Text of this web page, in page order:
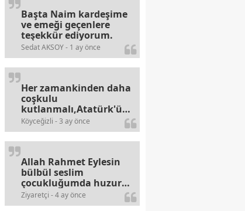
Sedat AKSOY - 1 ay önce
Başta Naim kardeşime
ve emeği geçenlere
teşekkür ediyorum.
Köyceğizli - 3 ay önce
Her zamankinden daha
coşkulu
kutlanmalı,Atatürk'ün
bayramlarına olan
alerjileri bitmez,bahane
arayan illaki bulur.
Ziyaretçi - 4 ay önce
Allah Rahmet Eylesin
bülbül seslim
çocukluğumda huzur
olurdu evimize.
Ablamla bağıra bağıra